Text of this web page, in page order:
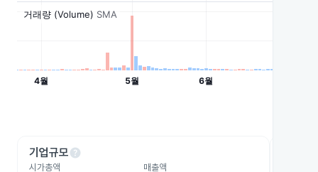
기업규모help
시가총액
매출액